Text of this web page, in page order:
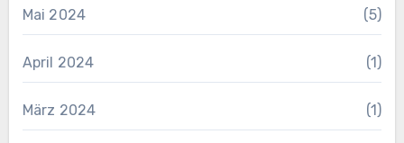
Mai 2024 (5)
April 2024 (1)
März 2024 (1)